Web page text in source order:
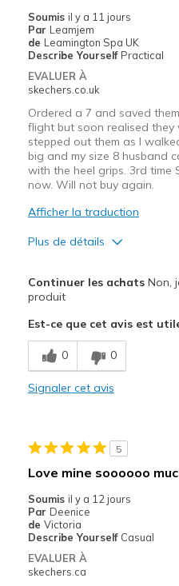
Soumis il y a 11 jours
Par Leamjem
de Leamington Spa UK
Describe Yourself Practical
EVALUER À
skechers.co.uk
Ordered a 7 and saved
flight but soon realised they
stepped out them as I
big and my size 8 husband
with the heel grips. 3rd time
now. Will not buy again.
Afficher la traduction
Plus de détails
Attractive Design
Stylish
Les meilleures utilisations
Casual Wear
Travel
Width
Feels
Sizing
Feels full
Continuer les achatsNon,
produit
Est-ce que cet avis est
0 0
Signaler cet avis
5
Love mine soooooo
Soumis il y a 12 jours
Par Deenice
de Victoria
Describe Yourself Casual
EVALUER À
skechers.ca